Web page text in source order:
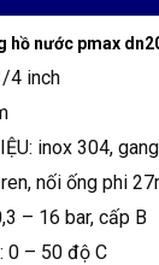
hồ nước pmax
4 inch
inox 304, gang
nối ống phi
– 16 bar, cấp B
0 – 50 độ C